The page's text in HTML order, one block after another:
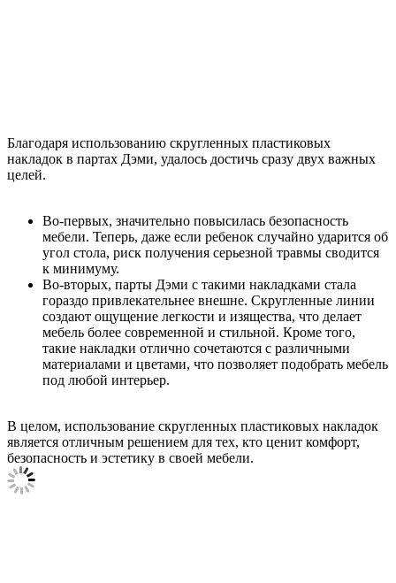
Благодаря использованию скругленных пластиковых
накладок в партах Дэми, удалось достичь сразу двух важных
целей.
Во-первых, значительно повысилась безопасность
мебели. Теперь, даже если ребенок случайно ударится об
угол стола, риск получения серьезной травмы сводится
к минимуму.
Во-вторых, парты Дэми с такими накладками стала
гораздо привлекательнее внешне. Скругленные линии
создают ощущение легкости и изящества, что делает
мебель более современной и стильной. Кроме того,
такие накладки отлично сочетаются с различными
материалами и цветами, что позволяет подобрать мебель
под любой интерьер.
В целом, использование скругленных пластиковых накладок
является отличным решением для тех, кто ценит комфорт,
безопасность и эстетику в своей мебели.